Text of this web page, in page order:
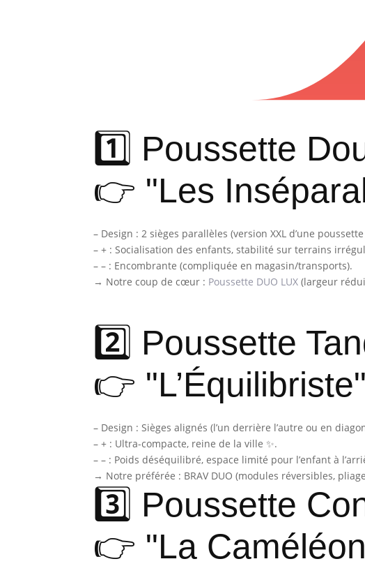
1️⃣ Poussette
👉 "Les
– Design : 2 sièges parallèles (version XXL d’une
– + : Socialisation des enfants, stabilité sur terrains
– – : Encombrante (compliquée en magasin/transports).
→ Notre coup de cœur : Poussette DUO LUX (largeur
2️⃣ Poussette
👉 "L’Équilibriste"
– Design : Sièges alignés (l’un derrière l’autre ou en
– + : Ultra-compacte, reine de la ville ✨.
– – : Poids déséquilibré, espace limité pour l’enfant à
→ Notre préférée : BRAV DUO (modules réversibles,
3️⃣ Poussette
👉 "La